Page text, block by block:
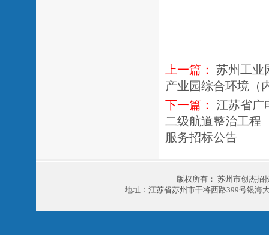
上一篇：
苏州工业
产业园综合环境（
下一篇：
江苏省广
二级航道整治工程
服务招标公告
版权所有： 苏州市创杰
地址：江苏省苏州市干将西路399号银海